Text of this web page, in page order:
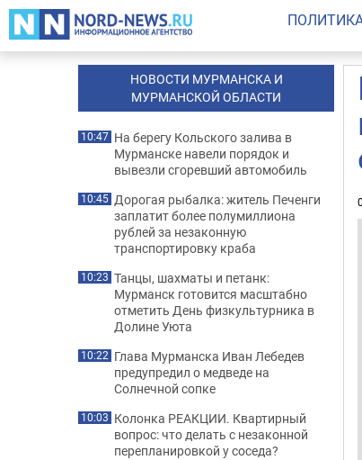
НОВОСТИ МУРМАНСКА И
МУРМАНСКОЙ ОБЛАСТИ
10:47 На берегу Кольского залива в
Мурманске навели порядок и
вывезли сгоревший автомобиль
10:45 Дорогая рыбалка: житель Печенги
заплатит более полумиллиона
рублей за незаконную
транспортировку краба
10:23 Танцы, шахматы и петанк:
Мурманск готовится масштабно
отметить День физкультурника в
Долине Уюта
10:22 Глава Мурманска Иван Лебедев
предупредил о медведе на
Солнечной сопке
10:03 Колонка РЕАКЦИИ. Квартирный
вопрос: что делать с незаконной
перепланировкой у соседа?